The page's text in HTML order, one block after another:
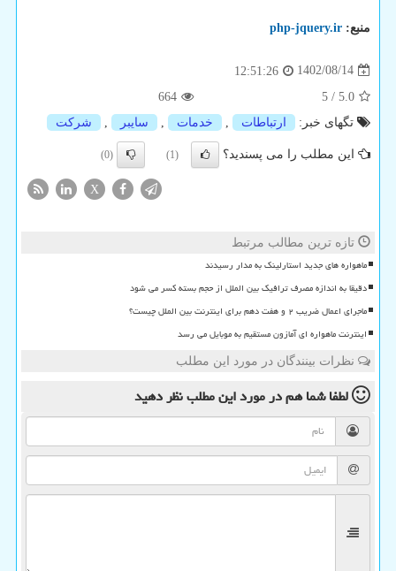
منبع: php-jquery.ir
1402/08/14
12:51:26
5.0
/
5
664
تگهای خبر:
ارتباطات خدمات سایبر شركت
این مطلب را می پسندید؟ (1)
(0)
X
تازه ترین مطالب مرتبط
ماهواره های جدید استارلینک به مدار رسیدند
دقیقا به اندازه مصرف ترافیک بین الملل از حجم بسته کسر می شود
ماجرای اعمال ضریب ۲ و هفت دهم برای اینترنت بین الملل چیست؟
اینترنت ماهواره ای آمازون مستقیم به موبایل می رسد
نظرات بینندگان در مورد این مطلب
لطفا شما همدر مورد این مطلبنظر دهید